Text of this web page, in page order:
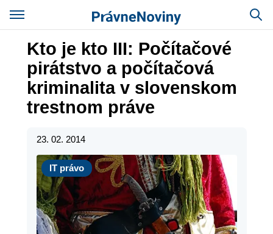
Kto je kto III: Počítačové
pirátstvo a počítačová
kriminalita v slovenskom
trestnom práve
23. 02. 2014
IT právo
IT právo